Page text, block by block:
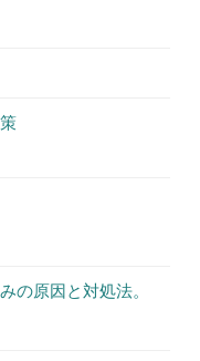
の原因と対処法。